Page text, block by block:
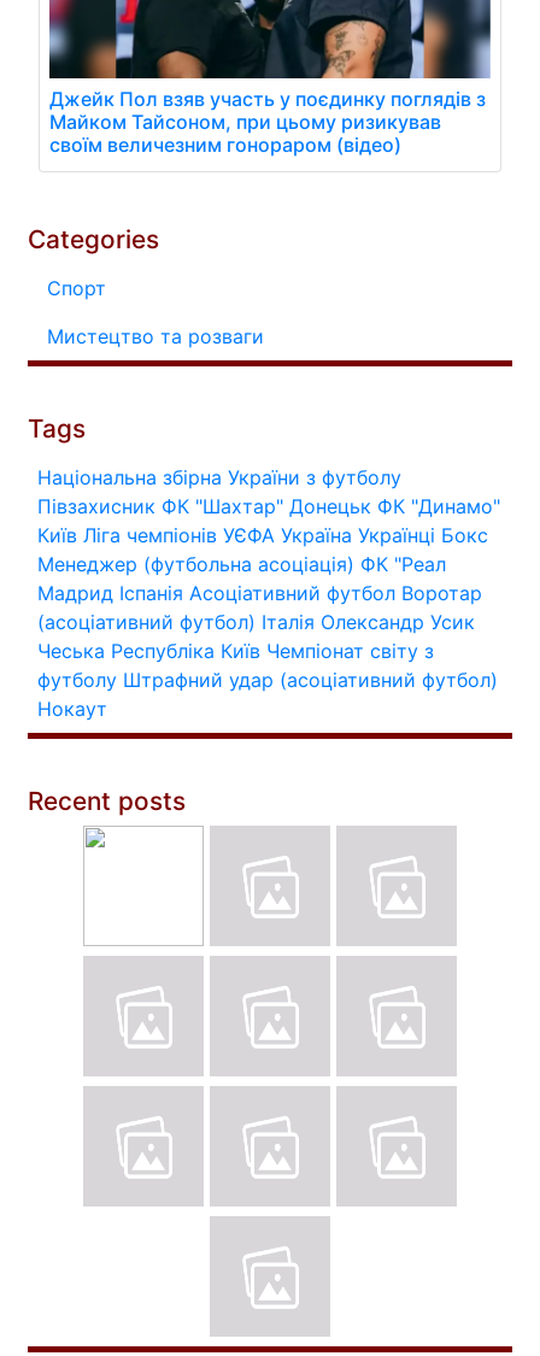
Джейк Пол взяв участь у поєдинку поглядів з
Майком Тайсоном, при цьому ризикував
своїм величезним гонораром (відео)
Categories
Спорт
Мистецтво та розваги
Tags
Національна збірна України з футболу
Півзахисник ФК "Шахтар" Донецьк ФК "Динамо"
Київ Ліга чемпіонів УЄФА Україна Українці Бокс
Менеджер (футбольна асоціація) ФК "Реал
Мадрид Іспанія Асоціативний футбол Воротар
(асоціативний футбол) Італія Олександр Усик
Чеська Республіка Київ Чемпіонат світу з
футболу Штрафний удар (асоціативний футбол)
Нокаут
Recent posts